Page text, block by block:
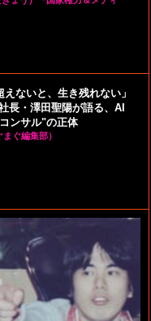
えないと、生き残れない」
長・澤田聖陽が語る、AI
ンサル"の正体
ぐ編集部）